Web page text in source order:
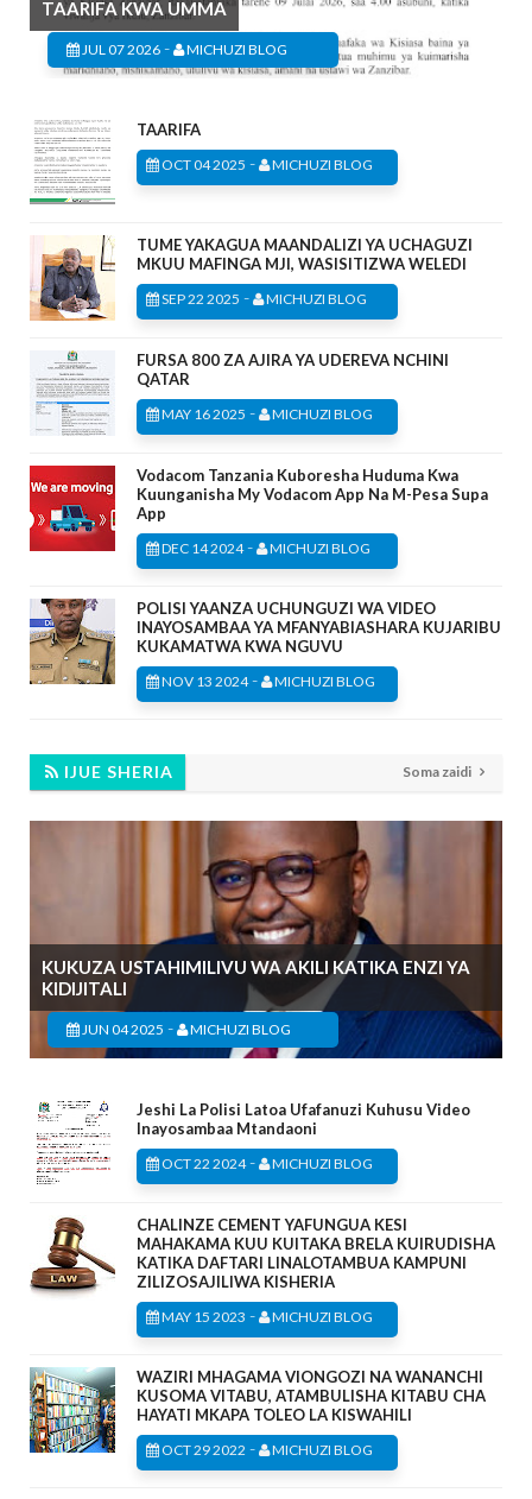
TAARIFA KWA UMMA
JUL 07 2026 - MICHUZI BLOG
TAARIFA
OCT 04 2025 - MICHUZI BLOG
TUME YAKAGUA MAANDALIZI YA UCHAGUZI
MKUU MAFINGA MJI, WASISITIZWA WELEDI
SEP 22 2025 - MICHUZI BLOG
FURSA 800 ZA AJIRA YA UDEREVA NCHINI
QATAR
MAY 16 2025 - MICHUZI BLOG
Vodacom Tanzania Kuboresha Huduma Kwa
Kuunganisha My Vodacom App Na M-Pesa Supa
App
DEC 14 2024- MICHUZI BLOG
POLISI YAANZA UCHUNGUZI WA VIDEO
INAYOSAMBAA YA MFANYABIASHARA KUJARIBU
KUKAMATWA KWA NGUVU
NOV 13 2024- MICHUZI BLOG
IJUE SHERIA Soma zaidi
KUKUZA USTAHIMILIVU WA AKILI KATIKA ENZI YA
KIDIJITALI
JUN 04 2025 - MICHUZI BLOG
Jeshi La Polisi Latoa Ufafanuzi Kuhusu Video
Inayosambaa Mtandaoni
OCT 22 2024- MICHUZI BLOG
CHALINZE CEMENT YAFUNGUA KESI
MAHAKAMA KUU KUITAKA BRELA KUIRUDISHA
KATIKA DAFTARI LINALOTAMBUA KAMPUNI
ZILIZOSAJILIWA KISHERIA
MAY 15 2023 - MICHUZI BLOG
WAZIRI MHAGAMA VIONGOZI NA WANANCHI
KUSOMA VITABU, ATAMBULISHA KITABU CHA
HAYATI MKAPA TOLEO LA KISWAHILI
OCT 29 2022 - MICHUZI BLOG